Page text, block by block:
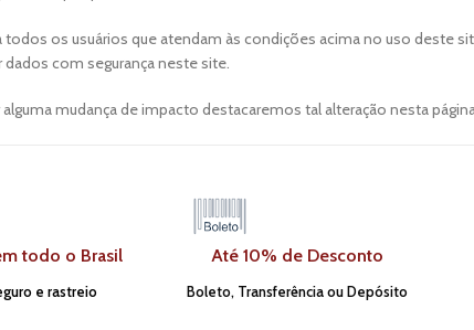
os usuários que atendam às condições acima no uso deste
dados com segurança neste site.
mudança de impacto destacaremos tal alteração nesta
todo o Brasil
e rastreio
Até 10% de Desconto
Boleto, Transferência ou Depósito